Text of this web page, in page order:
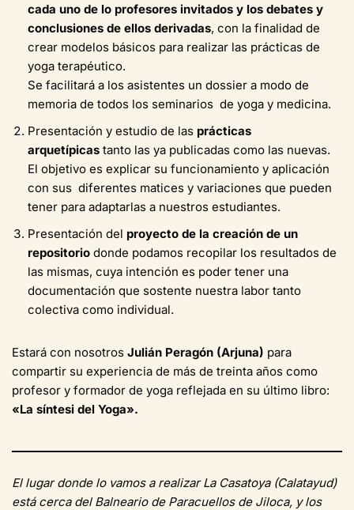
cada uno de lo profesores invitados y los debates y
conclusiones de ellos derivadas, con la finalidad de
crear modelos básicos para realizar las prácticas de
yoga terapéutico.
Se facilitará a los asistentes un dossier a modo de
memoria de todos los seminarios de yoga y medicina.
Presentación y estudio de las prácticas
arquetípicas tanto las ya publicadas como las nuevas.
El objetivo es explicar su funcionamiento y aplicación
con sus diferentes matices y variaciones que pueden
tener para adaptarlas a nuestros estudiantes.
Presentación del proyecto de la creación de un
repositorio donde podamos recopilar los resultados de
las mismas, cuya intención es poder tener una
documentación que sostente nuestra labor tanto
colectiva como individual.
Estará con nosotros Julián Peragón (Arjuna) para
compartir su experiencia de más de treinta años como
profesor y formador de yoga reflejada en su último libro:
«La síntesi del Yoga».
El lugar donde lo vamos a realizar La Casatoya (Calatayud)
está cerca del Balneario de Paracuellos de Jiloca, y los